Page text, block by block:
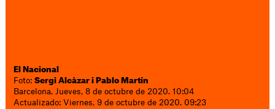
El Nacional
Foto:Sergi Alcàzar i Pablo Martín
Barcelona. Jueves, 8 de octubre de 2020. 10:04
Actualizado: Viernes, 9 de octubre de 2020. 09:23